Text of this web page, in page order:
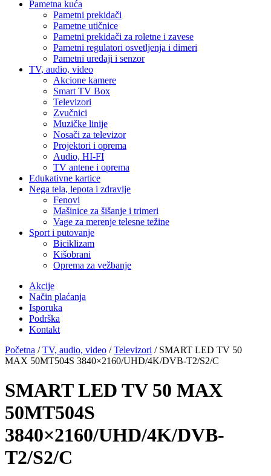
Pametna kuća
Pametni prekidači
Pametne utičnice
Pametni prekidači za roletne i zavese
Pametni regulatori osvetljenja i dimeri
Pametni uređaji i senzor
TV, audio, video
Akcione kamere
Smart TV Box
Televizori
Zvučnici
Muzičke linije
Nosači za televizor
Projektori i oprema
Audio, HI-FI
TV antene i oprema
Edukativne kartice
Nega tela, lepota i zdravlje
Fenovi
Mašinice za šišanje i trimeri
Vage za merenje telesne težine
Sport i putovanje
Biciklizam
Kišobrani
Oprema za vežbanje
Akcije
Način plaćanja
Isporuka
Podrška
Kontakt
Početna /TV, audio, video /Televizori / SMART LED TV 50
MAX 50MT504S 3840×2160/UHD/4K/DVB-T2/S2/C
SMART LED TV 50 MAX
50MT504S
3840×2160/UHD/4K/DVB-
T2/S2/C